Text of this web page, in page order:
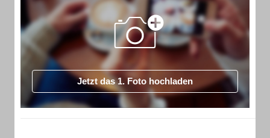
Jetzt das 1. Foto hochladen